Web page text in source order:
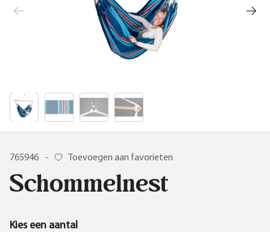
765946 - Toevoegen aan favorieten
Schommelnest
Kies een aantal